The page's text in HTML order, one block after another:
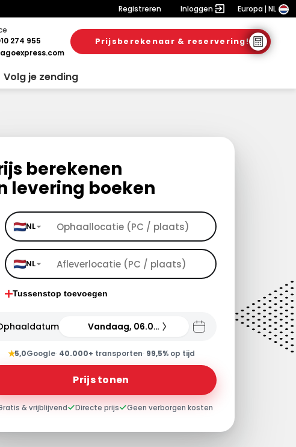
Registreren Inloggen Europa NL
274 955
Prijsberekenaar & reservering!
Volg je zending
berekenen
levering boeken
NL
NL
Tussenstop toevoegen
Vandaag, 06.08.26
★5,0Google· 40.000+ transporten· 99,5%op tijd
Prijs tonen
& vrijblijvend Directe prijs Geen verborgen kosten